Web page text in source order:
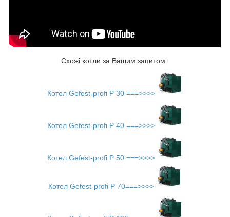
Схожі котли за Вашим запитом:
Котел Gefest-profi P 30 ===>>>>
Котел Gefest-profi P 40 ===>>>>
Котел Gefest-profi P 50 ===>>>>
Котел Gefest-profi P 70===>>>>